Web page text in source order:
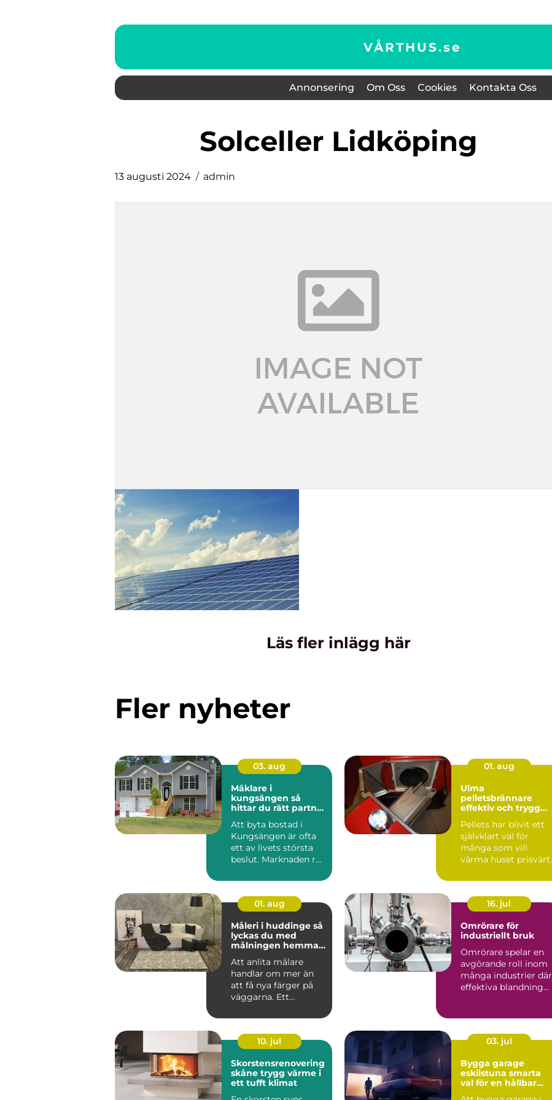
VÅRTHUS.se
Annonsering Om Oss Cookies Kontakta Oss
solceller Lidköping
13 augusti 2024 admin
Läs fler inlägg här
Fler nyheter
03. aug
Mäklare i
kungsängen så
hittar du rätt partner
Att byta bostad i
Kungsängen är ofta
ett av livets största
beslut. Marknaden rör
01. aug
Ulma
pelletsbrännare
effektiv och trygg
Pellets har blivit ett
självklart val för
många som vill
värma huset prisvärt
d...
01. aug
Måleri i huddinge så
lyckas du med
målningen hemma
Att anlita målare
handlar om mer än
att få nya färger på
väggarna. Ett
måleriarbete skydd...
16. jul
Omrörare för
industriellt bruk
Omrörare spelar en
avgörande roll inom
många industrier där
effektiva blandning...
10. jul
Skorstensrenovering
skåne trygg värme i
ett tufft klimat
03. jul
Bygga garage
eskilstuna smarta
val för en hållbar